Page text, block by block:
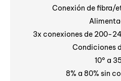
Conexión de fibra/
3x conexiones de 200-
Condiciones
10° a
8% a 80% sin